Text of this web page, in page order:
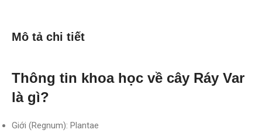
Mô tả chi tiết
Thông tin khoa học về cây Ráy Var
là gì?
Giới (Regnum): Plantae